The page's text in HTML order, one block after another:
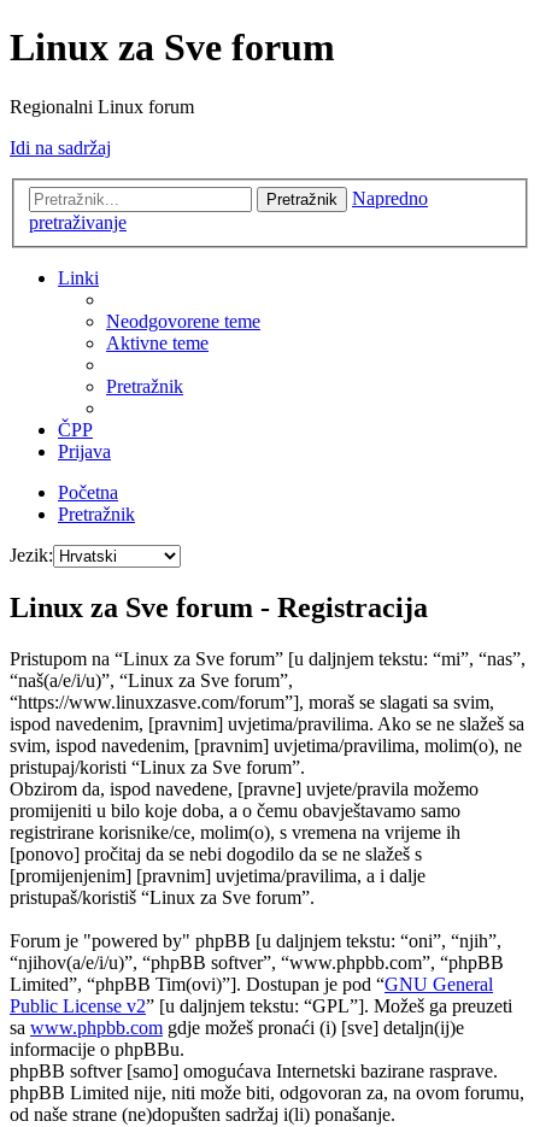
Linux za Sve forum
Regionalni Linux forum
Idi na sadržaj
Pretražnik
Napredno
pretraživanje
Linki
Neodgovorene teme
Aktivne teme
Pretražnik
ČPP
Prijava
Početna
Pretražnik
Jezik:
Linux za Sve forum - Registracija
Pristupom na “Linux za Sve forum” [u daljnjem tekstu: “mi”, “nas”,
“naš(a/e/i/u)”, “Linux za Sve forum”,
“https://www.linuxzasve.com/forum”], moraš se slagati sa svim,
ispod navedenim, [pravnim] uvjetima/pravilima. Ako se ne slažeš sa
svim, ispod navedenim, [pravnim] uvjetima/pravilima, molim(o), ne
pristupaj/koristi “Linux za Sve forum”.
Obzirom da, ispod navedene, [pravne] uvjete/pravila možemo
promijeniti u bilo koje doba, a o čemu obavještavamo samo
registrirane korisnike/ce, molim(o), s vremena na vrijeme ih
[ponovo] pročitaj da se nebi dogodilo da se ne slažeš s
[promijenjenim] [pravnim] uvjetima/pravilima, a i dalje
pristupaš/koristiš “Linux za Sve forum”.
Forum je "powered by" phpBB [u daljnjem tekstu: “oni”, “njih”,
“njihov(a/e/i/u)”, “phpBB softver”, “www.phpbb.com”, “phpBB
Limited”, “phpBB Tim(ovi)”]. Dostupan je pod “GNU General
Public License v2” [u daljnjem tekstu: “GPL”]. Možeš ga preuzeti
sa www.phpbb.com gdje možeš pronaći (i) [sve] detaljn(ij)e
informacije o phpBBu.
phpBB softver [samo] omogućava Internetski bazirane rasprave.
phpBB Limited nije, niti može biti, odgovoran za, na ovom forumu,
od naše strane (ne)dopušten sadržaj i(li) ponašanje.